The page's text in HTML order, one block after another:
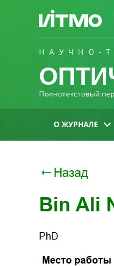
НАУЧНО-
Полнотекстовый
О ЖУРНАЛЕ
Назад
Bin Ali
PhD
Место работы